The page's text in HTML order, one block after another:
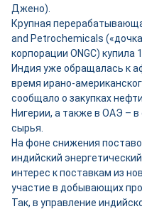
Джено).
Крупная
and Petrochemicals
корпорации ONGC)
Индия уже обращалась к
время ирано-
сообщало о закупках
Нигерии, а также в ОАЭ –
сырья.
На фоне снижения
индийский
интерес к поставкам из
участие в добывающих
Так, в управление